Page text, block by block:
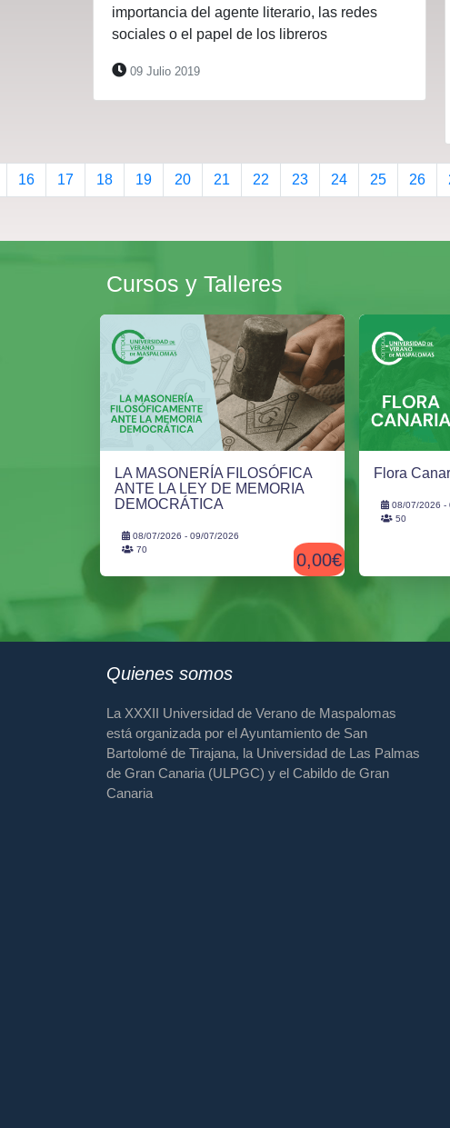
importancia del agente literario, las redes
sociales o el papel de los libreros
09 Julio 2019
16 17 18 19 20 21 22 23 24 25 26
Cursos y Talleres
LA MASONERÍA FILOSÓFICA
ANTE LA LEY DE MEMORIA
DEMOCRÁTICA
08/07/2026 - 09/07/2026
70
0,00€
Flora
08/07/2026 -
50
Quienes somos
La XXXII Universidad de Verano de Maspalomas
está organizada por el Ayuntamiento de San
Bartolomé de Tirajana, la Universidad de Las Palmas
de Gran Canaria (ULPGC) y el Cabildo de Gran
Canaria